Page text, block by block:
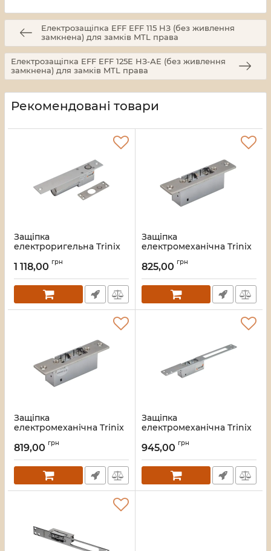
Електрозащіпка EFF EFF 115 НЗ (без живлення
замкнена) для замків MTL права
Електрозащіпка EFF EFF 125E НЗ-АЕ (без живлення
замкнена) для замків MTL права
Рекомендовані товари
Защіпка
електроригельна Trinix
Артикул:67-00012
1 118,00 грн
Защіпка
електромеханічна Trinix
Артикул: 67-00018
825,00 грн
Защіпка
електромеханічна Trinix
Артикул: 67-00019
819,00 грн
Защіпка
електромеханічна Trinix
Артикул:67-00020
945,00 грн